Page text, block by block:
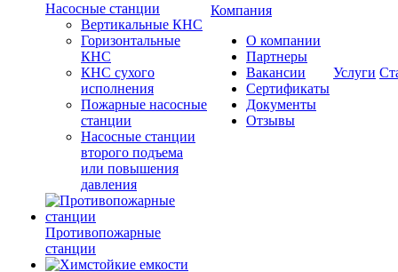
Насосные станции
Вертикальные КНС
Горизонтальные
КНС
КНС сухого
исполнения
Пожарные насосные
станции
Насосные cтанции
второго подъема
или повышения
давления
Противопожарные
станции
Компания
О компании
Партнеры
Вакансии
Сертификаты
Документы
Отзывы
Услуги